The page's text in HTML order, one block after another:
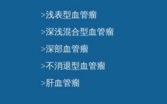
>浅表型血管瘤
>深浅混合型血管瘤
>深部血管瘤
>不消退型血管瘤
>肝血管瘤